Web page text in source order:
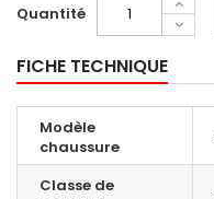
Quantité
FICHE TECHNIQUE
Modèle
chaussure
Classe de